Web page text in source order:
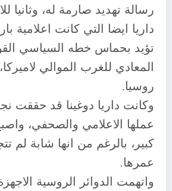
رسالة تهديد صارمة له، وثانيا
داريا ايضا التي كانت اعلامية
تؤيد بحماس خطه السياسي
المعادي للغرب الموالي
روسيا.
وكانت داريا دوغينا قد حققت
عملها الاعلامي والصحفي،
كبير، بالرغم من انها شابة لم
عمرها.
واتهمت الدوائر الروسية